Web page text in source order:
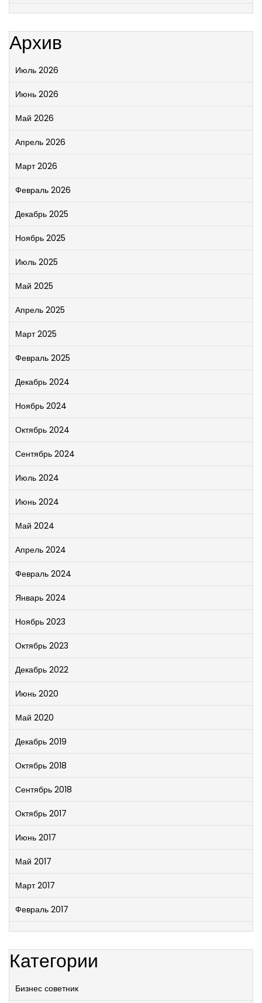
Архив
Июль 2026
Июнь 2026
Май 2026
Апрель 2026
Март 2026
Февраль 2026
Декабрь 2025
Ноябрь 2025
Июль 2025
Май 2025
Апрель 2025
Март 2025
Февраль 2025
Декабрь 2024
Ноябрь 2024
Октябрь 2024
Сентябрь 2024
Июль 2024
Июнь 2024
Май 2024
Апрель 2024
Февраль 2024
Январь 2024
Ноябрь 2023
Октябрь 2023
Декабрь 2022
Июнь 2020
Май 2020
Декабрь 2019
Октябрь 2018
Сентябрь 2018
Октябрь 2017
Июнь 2017
Май 2017
Март 2017
Февраль 2017
Категории
Бизнес советник